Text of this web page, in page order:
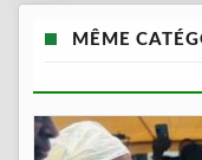
MÊME